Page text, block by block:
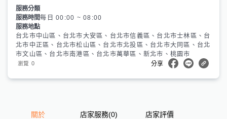
服務分類
服務時間每日 00:00 ~ 08:00
服務地點
台北市中山區、台北市大安區、台北市信義區、台北市士林區、台
北市中正區、台北市松山區、台北市北投區、台北市大同區、台北
市文山區、台北市南港區、台北市萬華區、新北市、桃園市
瀏覽 0 分享
關於 店家服務(0) 店家評價